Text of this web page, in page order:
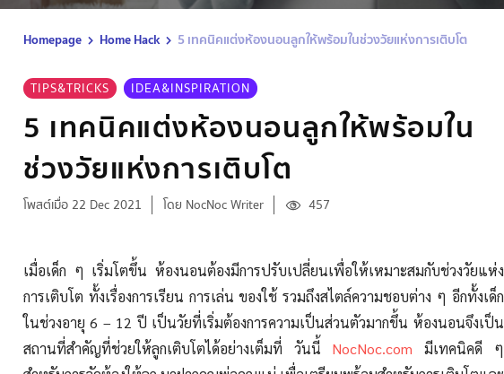
Homepage Home Hack 5 เทคนิคแต่งห้องนอนลูกให้พร้อมในช่วงวัยแห่งการเติบโต
TIPS&TRICKS IDEA&INSPIRATION
5 เทคนิคแต่งห้องนอนลูกให้พร้อมใน
ช่วงวัยแห่งการเติบโต
โพสต์เมื่อ 22 Dec 2021 โดย NocNoc Writer 457
เมื่อเด็ก ๆ เริ่มโตขึ้น ห้องนอนต้องมีการปรับเปลี่ยนเพื่อให้เหมาะสมกับช่วงวัยแห่ง
การเติบโต ทั้งเรื่องการเรียน การเล่น ของใช้ รวมถึงสไตล์ความชอบต่าง ๆ อีกทั้งเด็ก
ในช่วงอายุ 6 – 12 ปี เป็นวัยที่เริ่มต้องการความเป็นส่วนตัวมากขึ้น ห้องนอนจึงเป็น
สถานที่สำคัญที่ช่วยให้ลูกเติบโตได้อย่างเต็มที่ วันนี้ NocNoc.com มีเทคนิคดี ๆ